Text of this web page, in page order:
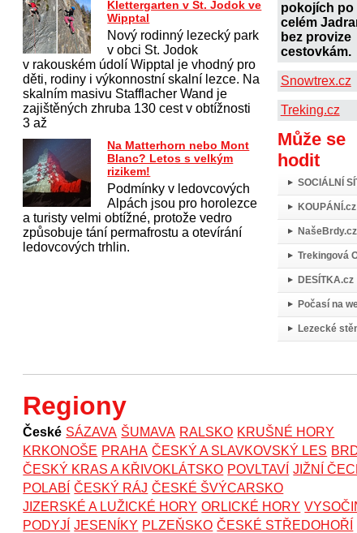
pokojích po
celém
bez provize
cestovkám.
Snowtrex.cz
Treking.cz
Může se
hodit
SOCIÁLNÍ
KOUPÁNÍ.cz
NašeBrdy.cz
Trekingová
DESÍTKA.cz
Počasí na
Lezecké
Klettergarten v St. Jodok ve
Wipptal
Nový rodinný lezecký park
v obci St. Jodok
v rakouském údolí Wipptal je vhodný pro
děti, rodiny i výkonnostní skalní lezce. Na
skalním masivu Stafflacher Wand je
zajištěných zhruba 130 cest v obtížnosti
3 až
Na Matterhorn nebo Mont
Blanc? Letos s velkým
rizikem!
Podmínky v ledovcových
Alpách jsou pro horolezce
a turisty velmi obtížné, protože vedro
způsobuje tání permafrostu a otevírání
ledovcových trhlin.
Regiony
České SÁZAVA ŠUMAVA RALSKO KRUŠNÉ HORY
KRKONOŠE PRAHA ČESKÝ A SLAVKOVSKÝ LES
ČESKÝ KRAS A KŘIVOKLÁTSKO POVLTAVÍ JIŽNÍ
POLABÍ
ČESKÝ RÁJ ČESKÉ ŠVÝCARSKO
JIZERSKÉ A LUŽICKÉ HORY ORLICKÉ HORY
PODYJÍ
JESENÍKY PLZEŇSKO ČESKÉ STŘEDOHOŘÍ